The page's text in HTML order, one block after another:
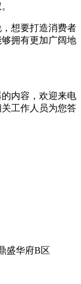
想要打造消费者
拥有更加广阔地
内容，欢迎来电
工作人员为您答
盛华府B区